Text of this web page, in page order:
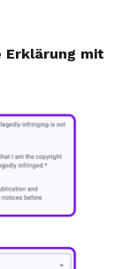
Erklärung mit